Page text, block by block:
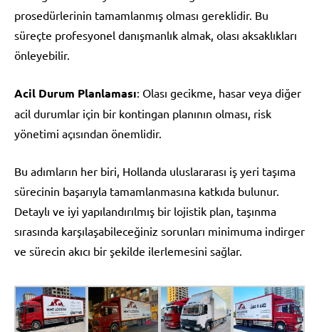
prosedürlerinin tamamlanmış olması gereklidir. Bu
süreçte profesyonel danışmanlık almak, olası aksaklıkları
önleyebilir.
Acil Durum Planlaması: Olası gecikme, hasar veya diğer
acil durumlar için bir kontingan planının olması, risk
yönetimi açısından önemlidir.
Bu adımların her biri, Hollanda uluslararası iş yeri taşıma
sürecinin başarıyla tamamlanmasına katkıda bulunur.
Detaylı ve iyi yapılandırılmış bir lojistik plan, taşınma
sırasında karşılaşabileceğiniz sorunları minimuma indirger
ve sürecin akıcı bir şekilde ilerlemesini sağlar.